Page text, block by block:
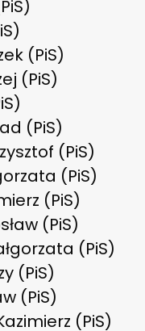
(PiS)
(PiS)
(PiS)
(PiS)
(PiS)
(PiS)
(PiS)
(PiS)
(PiS)
(PiS)
(PiS)